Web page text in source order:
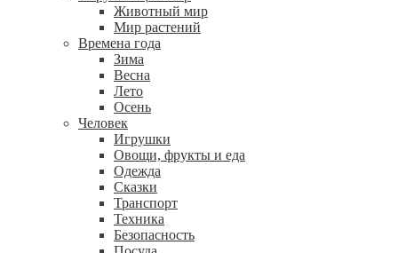
Животный мир
Мир растений
Времена года
Зима
Весна
Лето
Осень
Человек
Игрушки
Овощи, фрукты и еда
Одежда
Сказки
Транспорт
Техника
Безопасность